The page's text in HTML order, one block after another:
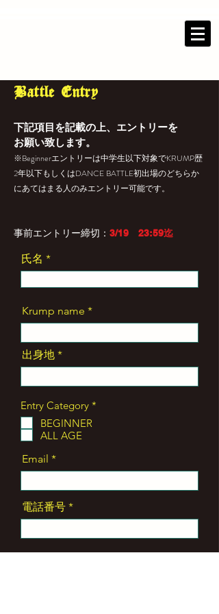
​Battle Entry
下記項目を記載の上、エントリーを
お願い致します。
※Beginnerエントリーは中学生以下対象でKRUMP歴
2年以下もしくはDANCE BATTLE初出場のどちらか
にあてはまる人のみエントリー可能です。
事前エントリー締切： 3/19 23:59迄
氏名
Krump name
出身地
Entry Category *
BEGINNER
ALL AGE
Email
電話番号